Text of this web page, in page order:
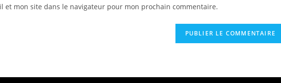
et mon site dans le navigateur pour mon prochain commentaire.